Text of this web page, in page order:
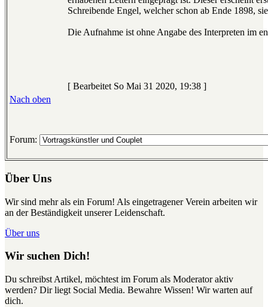
Schreibende Engel, welcher schon ab Ende 1898,
Die Aufnahme ist ohne Angabe des Interpreten im
[ Bearbeitet So Mai 31 2020, 19:38 ]
Nach oben
Forum:
Über Uns
Wir sind mehr als ein Forum! Als eingetragener Verein arbeiten wir
an der Beständigkeit unserer Leidenschaft.
Über uns
Wir suchen Dich!
Du schreibst Artikel, möchtest im Forum als Moderator aktiv
werden? Dir liegt Social Media. Bewahre Wissen! Wir warten auf
dich.